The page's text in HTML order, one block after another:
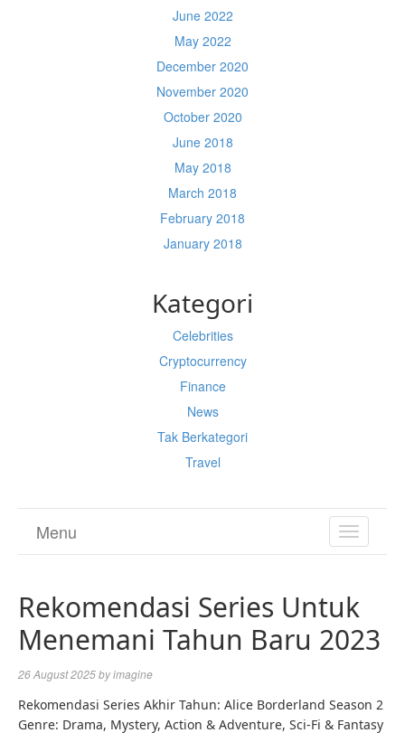
June 2022
May 2022
December 2020
November 2020
October 2020
June 2018
May 2018
March 2018
February 2018
January 2018
Kategori
Celebrities
Cryptocurrency
Finance
News
Tak Berkategori
Travel
TOGGLE
Menu
Rekomendasi Series Untuk
Menemani Tahun Baru 2023
26 August 2025byimagine
Rekomendasi Series Akhir Tahun: Alice Borderland Season 2
Genre: Drama, Mystery, Action & Adventure, Sci-Fi & Fantasy